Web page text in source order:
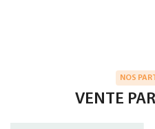
NOS
VENTE